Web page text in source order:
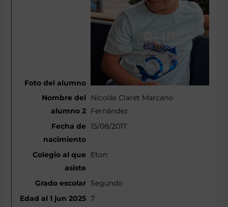
Nicolás Claret Marcano
Fernández
15/08/2017
Eton
Segundo
7